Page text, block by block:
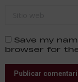
Save my
browser for
Publicar